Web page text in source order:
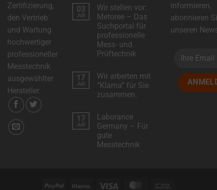
Zertifizierung,
den Vertrieb
und Wartung
hochwertiger
professioneller
Messtechnik
ausgewählter
Hersteller.
zu
DSC-
Electronics
erweitert
das
Produktsortiment
mit
neuen
Modellen!
03
Juli
Wir stellen vor:
Metoree – Das
Suchportal für
professionelle
Mess- und
Prüftechnik
zu
Wir
stellen
vor:
Das
Suchportal
für
professionelle
Mess-
und
17
Juli
Wir arbeiten mit
“Klarna” für Sie
zusammen.
Wir
arbeiten
mit
“Klarna”
für
17
Juli
Laborance
Germany – Für
gute
Messtechnik
informieren,
abonnieren
unseren
PayPal Klarna Visa MasterCard